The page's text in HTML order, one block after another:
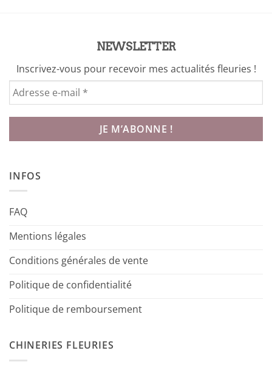
NEWSLETTER
Inscrivez-vous pour recevoir mes actualités fleuries !
INFOS
FAQ
Mentions légales
Conditions générales de vente
Politique de confidentialité
Politique de remboursement
CHINERIES FLEURIES